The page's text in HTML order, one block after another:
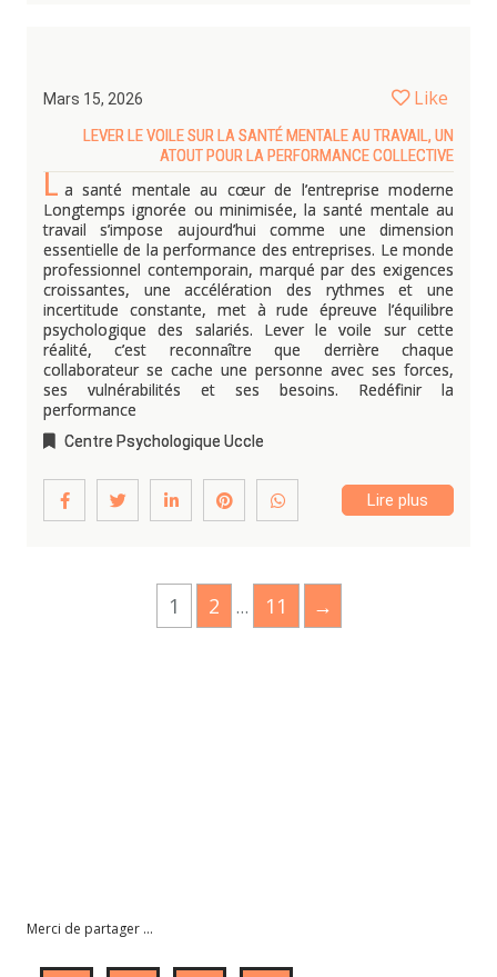
Mars 15, 2026 Like
LEVER LE VOILE SUR LA SANTÉ MENTALE AU TRAVAIL, UN
ATOUT POUR LA PERFORMANCE COLLECTIVE
L a santé mentale au cœur de l’entreprise moderne
Longtemps ignorée ou minimisée, la santé mentale au
travail s’impose aujourd’hui comme une dimension
essentielle de la performance des entreprises. Le monde
professionnel contemporain, marqué par des exigences
croissantes, une accélération des rythmes et une
incertitude constante, met à rude épreuve l’équilibre
psychologique des salariés. Lever le voile sur cette
réalité, c’est reconnaître que derrière chaque
collaborateur se cache une personne avec ses forces,
ses vulnérabilités et ses besoins. Redéfinir la
performance
Centre Psychologique Uccle
Lire plus
1 2 … 11 →
Merci de partager ...